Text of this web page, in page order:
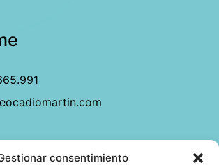
consentimiento